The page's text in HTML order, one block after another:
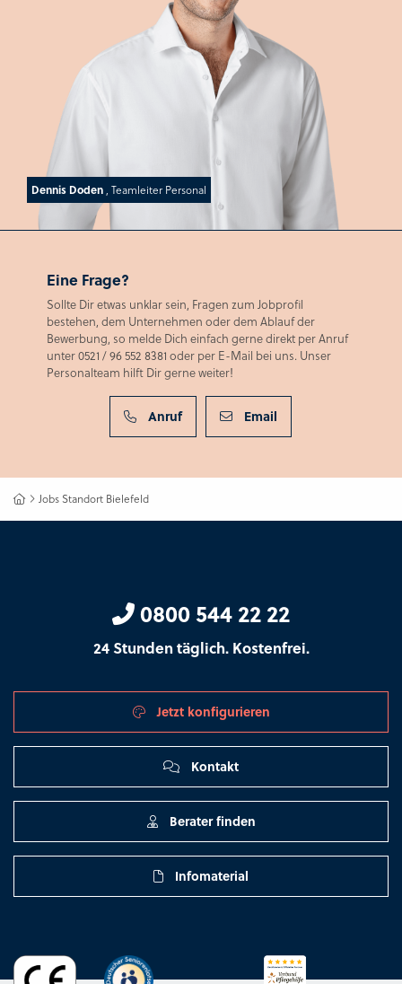
Dennis Doden , Teamleiter Personal
Eine Frage?
Sollte Dir etwas unklar sein, Fragen zum Jobprofil
bestehen, dem Unternehmen oder dem Ablauf der
Bewerbung, so melde Dich einfach gerne direkt per Anruf
unter 0521 / 96 552 8381 oder per E-Mail bei uns. Unser
Personalteam hilft Dir gerne weiter!
Anruf Email
Jobs Standort Bielefeld
0800 544 22 22
24 Stunden täglich. Kostenfrei.
Jetzt konfigurieren
Kontakt
Berater finden
Infomaterial